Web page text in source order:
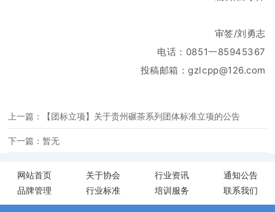
审签/刘勇志
电话：0851一85945367
投稿邮箱：gzlcpp@126.com
上一篇：【团标立项】关于贵州碾茶系列团体标准立项的公告
下一篇：暂无
网站首页 关于协会 行业资讯
通知公告
品牌管理
行业标准 培训服务 联系我们